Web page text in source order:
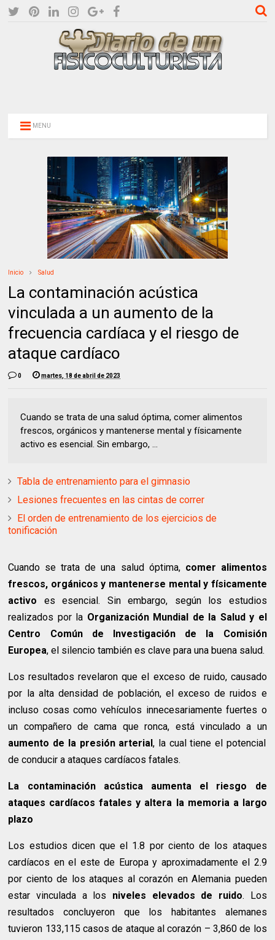
MENU
Inicio Salud
La contaminación acústica
vinculada a un aumento de la
frecuencia cardíaca y el riesgo de
ataque cardíaco
0 martes, 18 de abril de 2023
Cuando se trata de una salud óptima, comer alimentos
frescos, orgánicos y mantenerse mental y físicamente
activo es esencial. Sin embargo, ...
Tabla de entrenamiento para el gimnasio
Lesiones frecuentes en las cintas de correr
El orden de entrenamiento de los ejercicios de
tonificación
Cuando se trata de una salud óptima, comer alimentos
frescos, orgánicos y mantenerse mental y físicamente
activo es esencial. Sin embargo, según los estudios
realizados por la Organización Mundial de la Salud y el
Centro Común de Investigación de la Comisión
Europea, el silencio también es clave para una buena salud.
Los resultados revelaron que el exceso de ruido, causado
por la alta densidad de población, el exceso de ruidos e
incluso cosas como vehículos innecesariamente fuertes o
un compañero de cama que ronca, está vinculado a un
aumento de la presión arterial, la cual tiene el potencial
de conducir a ataques cardíacos fatales.
La contaminación acústica aumenta el riesgo de
ataques cardíacos fatales y altera la memoria a largo
plazo
Los estudios dicen que el 1.8 por ciento de los ataques
cardíacos en el este de Europa y aproximadamente el 2.9
por ciento de los ataques al corazón en Alemania pueden
estar vinculada a los niveles elevados de ruido. Los
resultados concluyeron que los habitantes alemanes
tuvieron 133,115 casos de ataque al corazón – 3,860 de los